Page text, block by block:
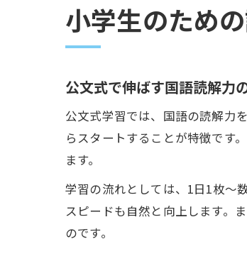
小学生のため
公文式で伸ばす国語読解力
公文式学習では、国語の読解力
らスタートすることが特徴です
ます。
学習の流れとしては、1日1枚～
スピードも自然と向上します。
のです。